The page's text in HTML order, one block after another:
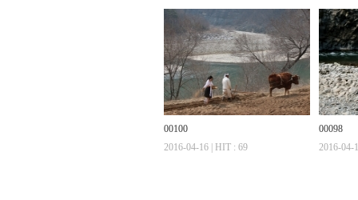
00100
2016-04-16 | HIT : 69
00098
2016-04-